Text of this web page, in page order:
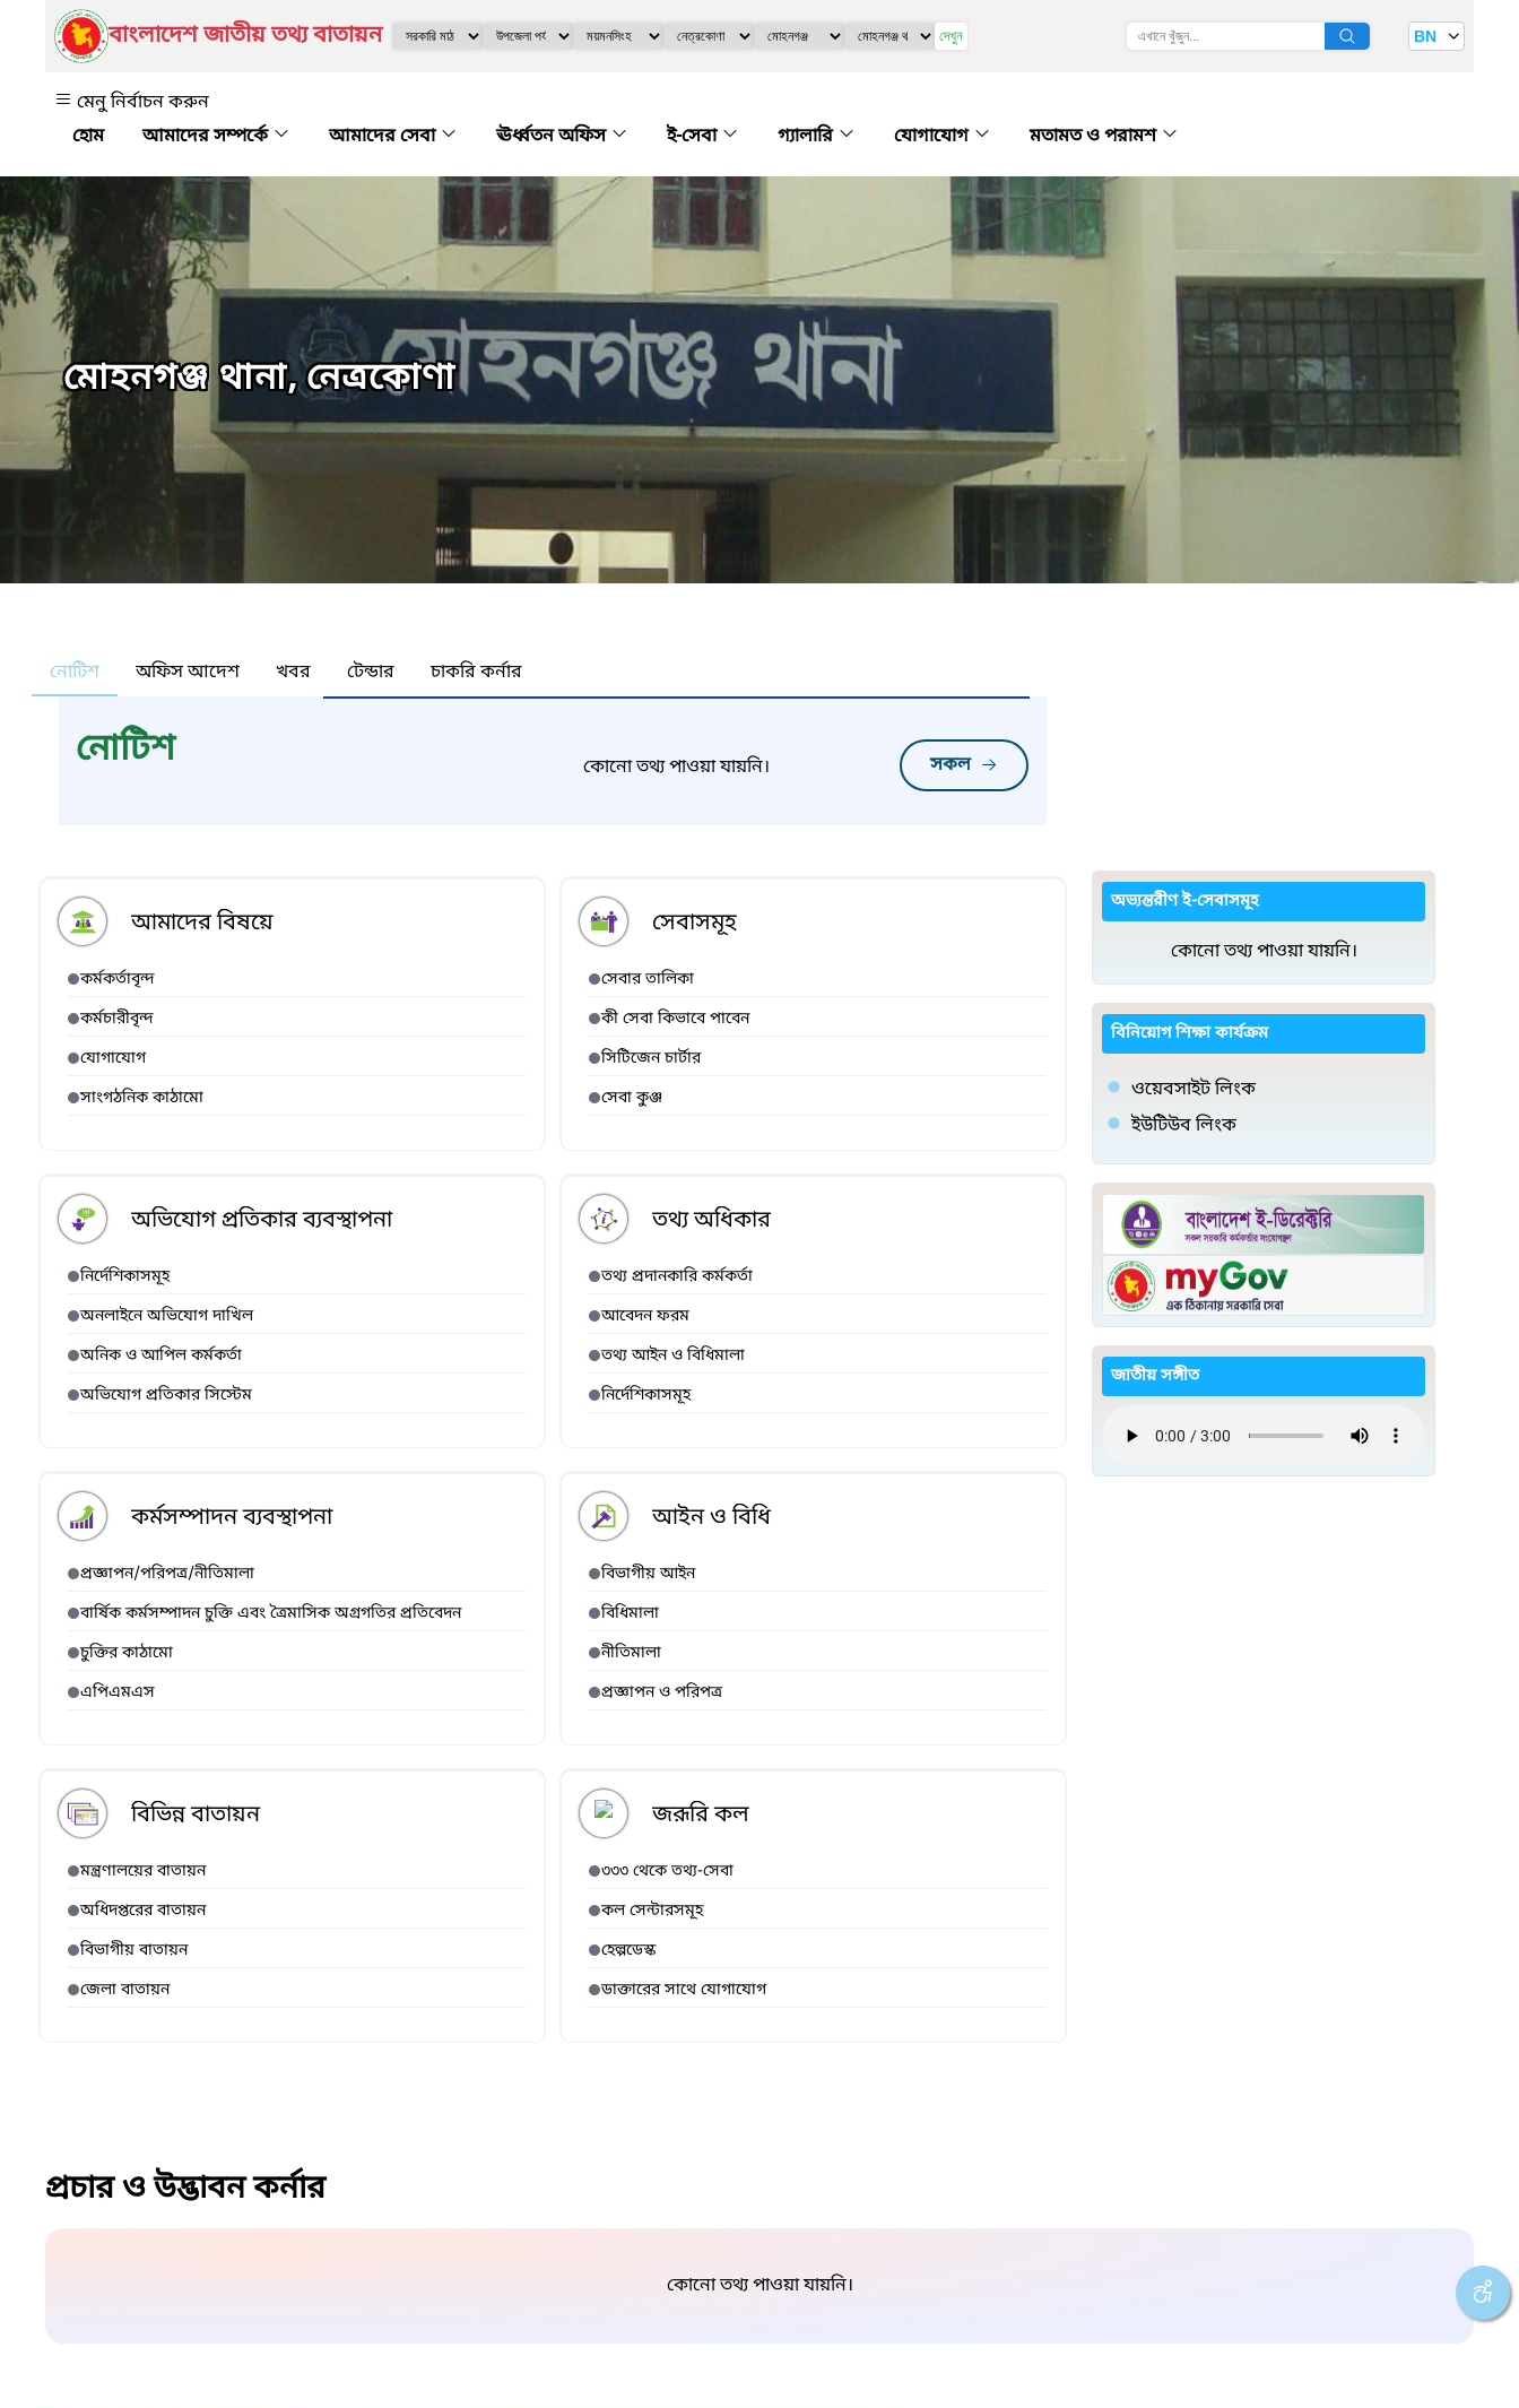
বাংলাদেশ জাতীয় তথ্য বাতায়ন দেখুন BN
মেনু নির্বাচন করুন
আমাদের সম্পর্কে
আমাদের সেবা ঊর্ধ্বতন অফিস ই-সেবা গ্যালারি যোগাযোগ মতামত ও পরামশ
মোহনগঞ্জ থানা, নেত্রকোণা
নোটিশ অফিস আদেশ খবর টেন্ডার চাকরি কর্নার
নোটিশ সকল
কোনো তথ্য পাওয়া যায়নি।
আমাদের বিষয়ে
কর্মকর্তাবৃন্দ
কর্মচারীবৃন্দ
যোগাযোগ
সাংগঠনিক কাঠামো
সেবাসমূহ
সেবার তালিকা
কী সেবা কিভাবে পাবেন
সিটিজেন চার্টার
সেবা কুঞ্জ
অভিযোগ প্রতিকার ব্যবস্থাপনা
নির্দেশিকাসমূহ
অনলাইনে অভিযোগ দাখিল
অনিক ও আপিল কর্মকর্তা
অভিযোগ প্রতিকার সিস্টেম
তথ্য অধিকার
তথ্য প্রদানকারি কর্মকর্তা
আবেদন ফরম
তথ্য আইন ও বিধিমালা
নির্দেশিকাসমূহ
কর্মসম্পাদন ব্যবস্থাপনা
প্রজ্ঞাপন/পরিপত্র/নীতিমালা
বার্ষিক কর্মসম্পাদন চুক্তি এবং ত্রৈমাসিক অগ্রগতির প্রতিবেদন
চুক্তির কাঠামো
এপিএমএস
আইন ও বিধি
বিভাগীয় আইন
বিধিমালা
নীতিমালা
প্রজ্ঞাপন ও পরিপত্র
বিভিন্ন বাতায়ন
মন্ত্রণালয়ের বাতায়ন
অধিদপ্তরের বাতায়ন
বিভাগীয় বাতায়ন
জেলা বাতায়ন
জরূরি কল
৩৩৩ থেকে তথ্য-সেবা
কল সেন্টারসমূহ
হেল্পডেস্ক
ডাক্তারের সাথে যোগাযোগ
অভ্যন্তরীণ ই-সেবাসমূহ
কোনো তথ্য পাওয়া যায়নি।
বিনিয়োগ শিক্ষা কার্যক্রম
ওয়েবসাইট লিংক
ইউটিউব লিংক
জাতীয় সঙ্গীত
প্রচার ও উদ্ভাবন কর্নার
কোনো তথ্য পাওয়া যায়নি।